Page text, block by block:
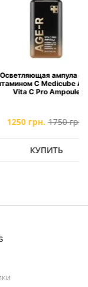
ампула с 21
C Medicube AGE-R
C Pro Ampoule
1750 грн.
КУПИТЬ